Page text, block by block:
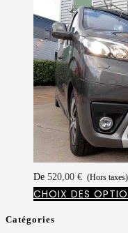
De 520,00 € (Hors taxes)
CHOIX DES
Catégories